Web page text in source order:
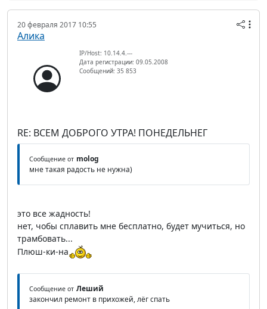
20 февраля 2017 10:55
Алика
IP/Host: 10.14.4.---
Дата регистрации: 09.05.2008
Сообщений: 35 853
RE: ВСЕМ ДОБРОГО УТРА! ПОНЕДЕЛЬНЕГ
Сообщение от molog
мне такая радость не нужна)
это все жадность!
нет, чобы сплавить мне бесплатно, будет мучиться, но
трамбовать...
Плюш-ки-на
Сообщение от Леший
закончил ремонт в прихожей, лёг спать